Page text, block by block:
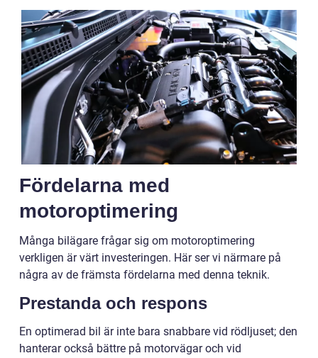
Fördelarna med
motoroptimering
Många bilägare frågar sig om motoroptimering
verkligen är värt investeringen. Här ser vi närmare på
några av de främsta fördelarna med denna teknik.
Prestanda och respons
En optimerad bil är inte bara snabbare vid rödljuset; den
hanterar också bättre på motorvägar och vid